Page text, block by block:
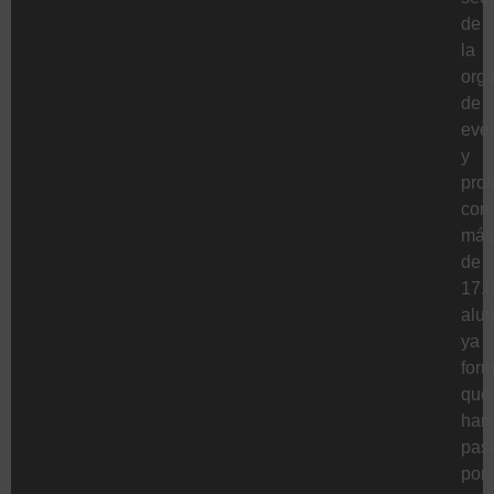
de
la
de
y
con
más
de
ya
que
han
por